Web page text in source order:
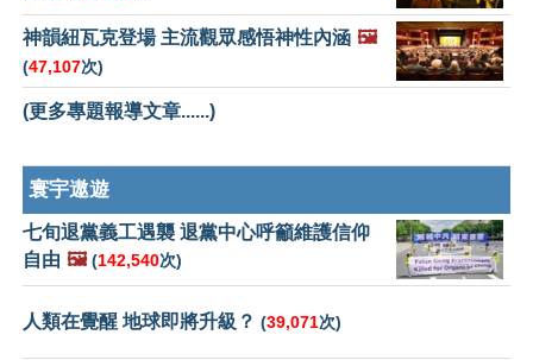
神韻紐瓦克登場 主流觀眾感悟神性內涵 🖼️
(47,107次)
(更多專題報導文章......)
寰宇遨遊
七旬退黨義工遇襲 退黨中心呼籲維護信仰
自由 🖼️ (142,540次)
人類在覺醒 地球即將升級？ (39,071次)